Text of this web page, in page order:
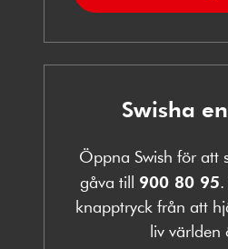
Swisha
Öppna Swish för att
gåva till 900 80 95
knapptryck från att
liv världen